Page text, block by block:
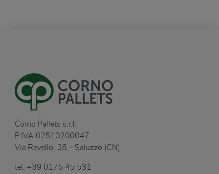
Corno Pallets s.r.l.
P.IVA 02510200047
Via Revello, 38 – Saluzzo (CN)
tel. +39 0175 45 531